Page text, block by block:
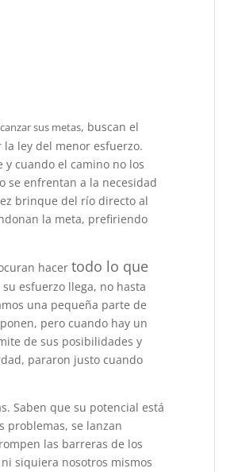
sus metas, buscan el
la ley del menor esfuerzo.
cuando el camino no los
se enfrentan a la necesidad
brinque del río directo al
la meta, prefiriendo
hacer todo lo que
esfuerzo llega, no hasta
una pequeña parte de
pero cuando hay un
de sus posibilidades y
pararon justo cuando
Saben que su potencial está
problemas, se lanzan
las barreras de los
siquiera nosotros mismos